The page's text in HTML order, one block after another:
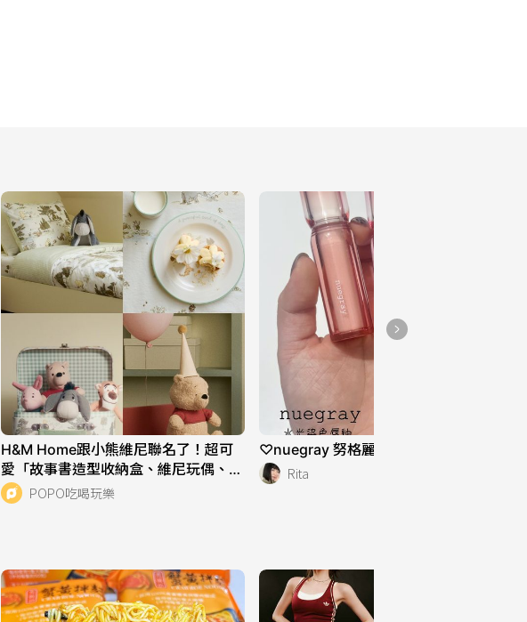
H&M Home跟小熊維尼聯名了！超可
愛「故事書造型收納盒、維尼玩偶、餐
盤組」全都想帶回家！
POPO吃喝玩樂
♡nuegray 努格麗♡水光染色唇釉💋✨
Rita